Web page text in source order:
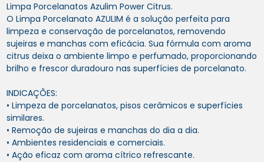
Limpa Porcelanatos Azulim Power Citrus.
O Limpa Porcelanato AZULIM é a solução perfeita para
limpeza e conservação de porcelanatos, removendo
sujeiras e manchas com eficácia. Sua fórmula com aroma
citrus deixa o ambiente limpo e perfumado, proporcionando
brilho e frescor duradouro nas superfícies de porcelanato.
INDICAÇÕES:
• Limpeza de porcelanatos, pisos cerâmicos e superfícies
similares.
• Remoção de sujeiras e manchas do dia a dia.
• Ambientes residenciais e comerciais.
• Ação eficaz com aroma cítrico refrescante.